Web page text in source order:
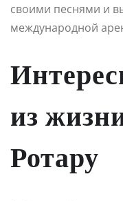
своими песнями и
международной
из
Ротару